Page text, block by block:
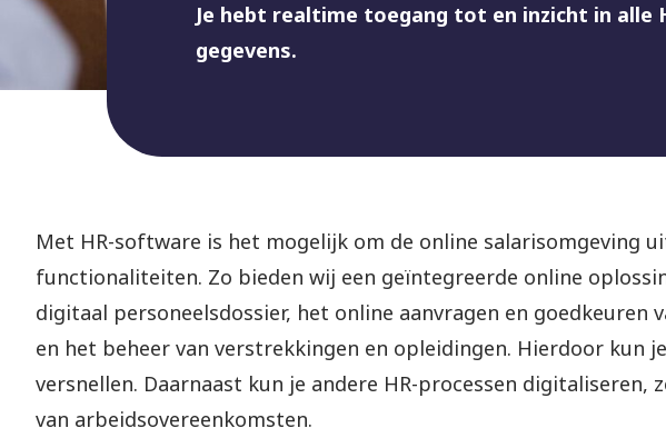
Je hebt realtime toegang tot en inzicht in alle
gegevens.
Met HR-software is het mogelijk om de online salarisomgeving
functionaliteiten. Zo bieden wij een geïntegreerde online
digitaal personeelsdossier, het online aanvragen en
en het beheer van verstrekkingen en opleidingen. Hierdoor kun
versnellen. Daarnaast kun je andere HR-processen
van arbeidsovereenkomsten.